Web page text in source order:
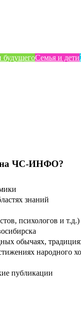
будущегоСемья и дети
на ЧС-ИНФО?
знаний
психологов и т.д.)
обычаях,
народного
публикации